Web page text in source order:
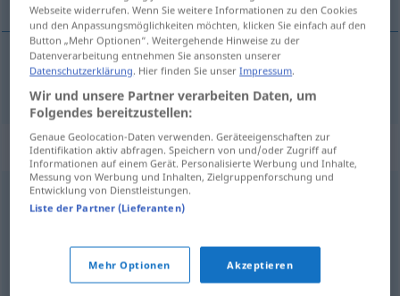
dogóvor Absprache
Synonyme für "Absprache"
Verständigung,Abmachung
© OpenThesaurus.de
Webseite widerrufen. Wenn Sie weitere Informationen zu den Cookies
und den Anpassungsmöglichkeiten möchten, klicken Sie einfach auf den
Button „Mehr Optionen“. Weitergehende Hinweise zu der
Datenverarbeitung entnehmen Sie ansonsten unserer
Datenschutzerklärung. Hier finden Sie unserImpressum.
Wir und unsere Partner verarbeiten Daten, um
Folgendes bereitzustellen:
Genaue Geolocation-Daten verwenden. Geräteeigenschaften zur
Identifikation aktiv abfragen. Speichern von und/oder Zugriff auf
Informationen auf einem Gerät. Personalisierte Werbung und Inhalte,
Messung von Werbung und Inhalten, Zielgruppenforschung und
Entwicklung von Dienstleistungen.
Liste der Partner (Lieferanten)
Mehr Optionen Akzeptieren